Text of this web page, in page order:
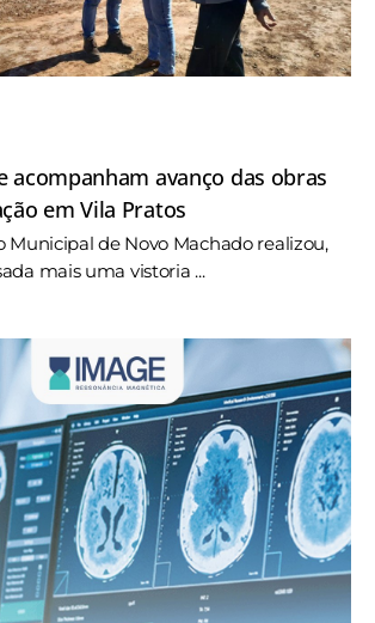
acompanham avanço das obras
em Vila Pratos
Municipal de Novo Machado realizou,
mais uma vistoria ...